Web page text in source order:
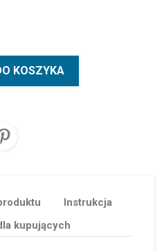
KOSZYKA
Instrukcja
kupujących